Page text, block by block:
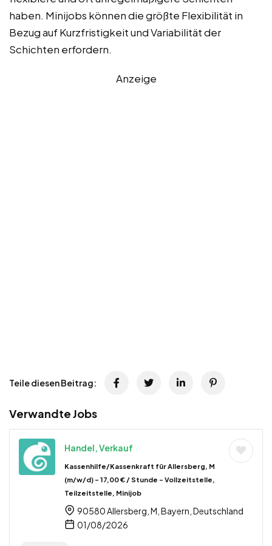
haben. Minijobs können die größte Flexibilität in
Bezug auf Kurzfristigkeit und Variabilität der
Schichten erfordern.
Anzeige
Teile diesen Beitrag:
Verwandte Jobs
Handel, Verkauf
Kassenhilfe/Kassenkraft für Allersberg, M
(m/w/d) – 17,00 € / Stunde – Vollzeitstelle,
Teilzeitstelle, Minijob
90580 Allersberg, M, Bayern, Deutschland
01/08/2026